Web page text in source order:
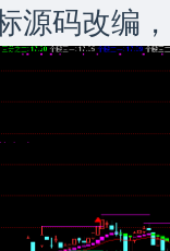
源码改编